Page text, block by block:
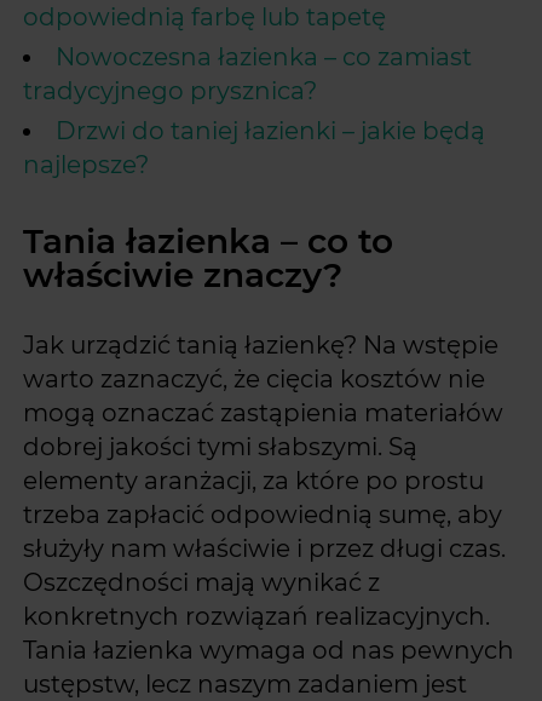
odpowiednią farbę lub tapetę
Nowoczesna łazienka – co zamiast
tradycyjnego prysznica?
Drzwi do taniej łazienki – jakie będą
najlepsze?
Tania łazienka – co to
właściwie znaczy?
Jak urządzić tanią łazienkę? Na wstępie
warto zaznaczyć, że cięcia kosztów nie
mogą oznaczać zastąpienia materiałów
dobrej jakości tymi słabszymi. Są
elementy aranżacji, za które po prostu
trzeba zapłacić odpowiednią sumę, aby
służyły nam właściwie i przez długi czas.
Oszczędności mają wynikać z
konkretnych rozwiązań realizacyjnych.
Tania łazienka wymaga od nas pewnych
ustępstw, lecz naszym zadaniem jest